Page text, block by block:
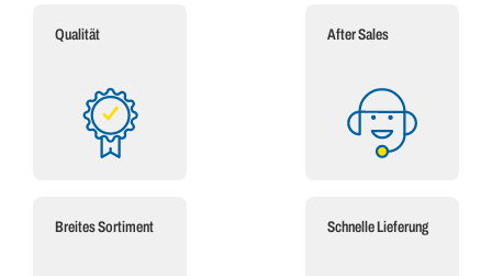
Qualität After Sales
Breites Sortiment Schnelle Lieferung